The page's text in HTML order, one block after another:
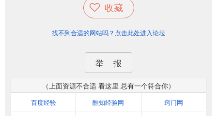
收藏
找不到合适的网站吗？点击此处进入论坛
举 报
（上面资源不合适 看这里 总有一个符合你）
百度经验 酷知经验网 窍门网